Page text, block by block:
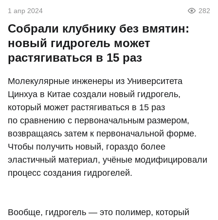
1 апр 2024 282
Собрали клубнику без вмятин:
новый гидрогель может
растягиваться в 15 раз
Молекулярные инженеры из Университета
Цинхуа в Китае создали новый гидрогель,
который может растягиваться в 15 раз
по сравнению с первоначальным размером,
возвращаясь затем к первоначальной форме.
Чтобы получить новый, гораздо более
эластичный материал, учёные модифицировали
процесс создания гидрогелей.
Вообще, гидрогель — это полимер, который